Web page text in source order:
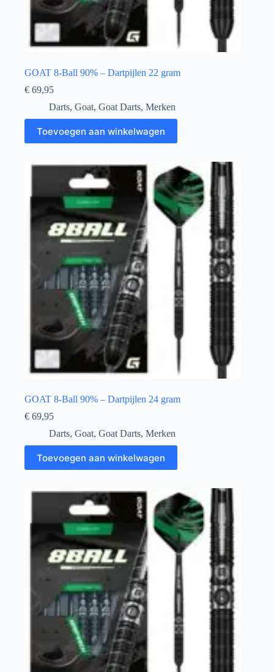
GOAT 8-Ball 90% – Dartpijlen 22 gram
€ 69,95
Darts, Goat, Goat Darts, Merken
Toevoegen aan winkelwagen
GOAT 8-Ball 90% – Dartpijlen 24 gram
€ 69,95
Darts, Goat, Goat Darts, Merken
Toevoegen aan winkelwagen